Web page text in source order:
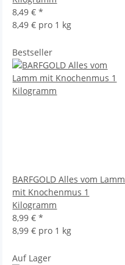
8,49 €*
8,49 € pro 1 kg
Bestseller
BARFGOLD Alles vom Lamm
mit Knochenmus 1
Kilogramm
8,99 €*
8,99 € pro 1 kg
Auf Lager